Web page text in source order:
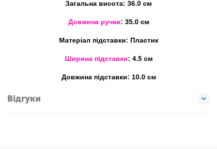
Загальна висота: 36.0 см
Довжина ручки: 35.0 см
Матеріал підставки: Пластик
Ширина підставки: 4.5 см
Довжина підставки: 10.0 см
Відгуки